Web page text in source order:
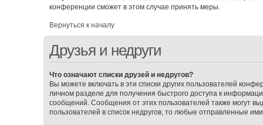
конференции сможет в этом случае принять меры.
Вернуться к началу
Друзья и недруги
Что означают списки друзей и недругов?
Вы можете включать в эти списки других пользователей
личном разделе для получения быстрого доступа к
сообщений. Сообщения от этих пользователей также могут
пользователей в список недругов, то любые отправленные